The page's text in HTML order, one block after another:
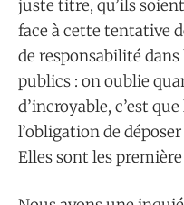
juste titre, qu’ils
face à cette tentative
de responsabilité
publics : on oublie
d’incroyable, c’est
l’obligation de
Elles sont les